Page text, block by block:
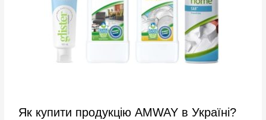
Як купити продукцію AMWAY в Україні?